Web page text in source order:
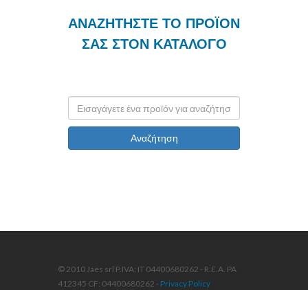
ΑΝΑΖΗΤΗΣΤΕ ΤΟ ΠΡΟΪΟΝ
ΣΑΣ ΣΤΟΝ ΚΑΤΑΛΟΓΟ
Αναζήτηση
© 2010 Jaes srl P.IVA: IT 04400680262 - R.E.A. PA
412345 CF: 04400680262 - Privacy Policy